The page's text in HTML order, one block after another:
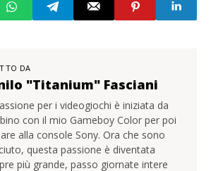
DA
"Titanium" Fasciani
per i videogiochi è iniziata da
con il mio Gameboy Color per poi
alla console Sony. Ora che sono
questa passione è diventata
più grande, passo giornate intere